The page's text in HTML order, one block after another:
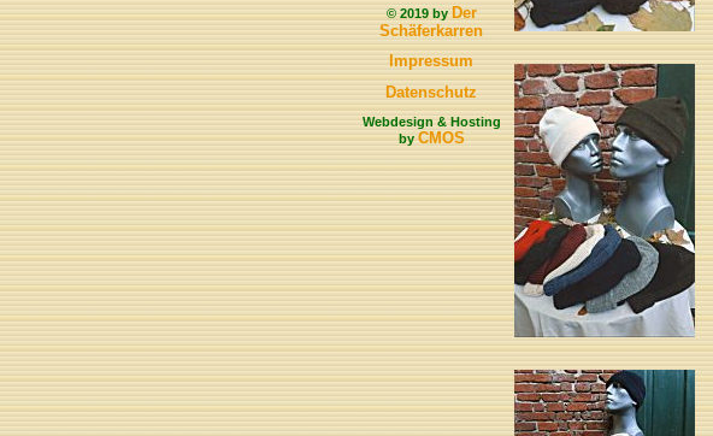
© 2019 byDer
Schäferkarren
Impressum
Datenschutz
Webdesign & Hosting
byCMOS